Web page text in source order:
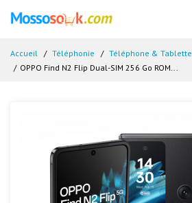
Accueil Téléphonie Téléphone & Tablette
OPPO Find N2 Flip Dual-SIM 256 Go ROM...